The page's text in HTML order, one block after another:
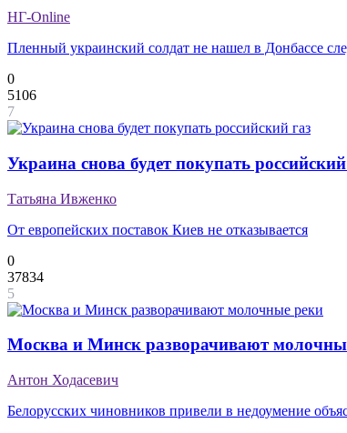
НГ-Online
Пленный украинский солдат не нашел в Донбассе
0
5106
7
Украина снова будет покупать
Татьяна Ивженко
От европейских поставок Киев не отказывается
0
37834
5
Москва и Минск разворачивают
Антон Ходасевич
Белорусских чиновников привели в недоумение